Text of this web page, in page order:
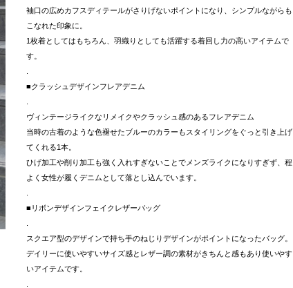
袖口の広めカフスディテールがさりげないポイントになり、シンプルながらも
こなれた印象に。
1枚着としてはもちろん、羽織りとしても活躍する着回し力の高いアイテムで
す。
■クラッシュデザインフレアデニム
ヴィンテージライクなリメイクやクラッシュ感のあるフレアデニム
当時の古着のような色褪せたブルーのカラーもスタイリングをぐっと引き上げ
てくれる1本。
ひげ加工や削り加工も強く入れすぎないことでメンズライクになりすぎず、程
よく女性が履くデニムとして落とし込んでいます。
■リボンデザインフェイクレザーバッグ
スクエア型のデザインで持ち手のねじりデザインがポイントになったバッグ。
デイリーに使いやすいサイズ感とレザー調の素材がきちんと感もあり使いやす
いアイテムです。